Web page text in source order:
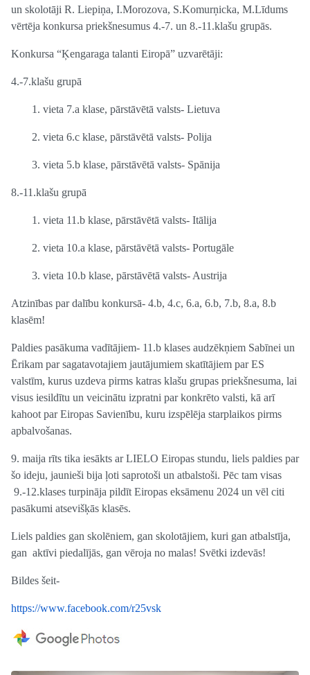
un skolotāji R. Liepiņa, I.Morozova, S.Komurņicka, M.Līdums
vērtēja konkursa priekšnesumus 4.-7. un 8.-11.klašu grupās.
Konkursa “Ķengaraga talanti Eiropā” uzvarētāji:
4.-7.klašu grupā
1. vieta 7.a klase, pārstāvētā valsts- Lietuva
2. vieta 6.c klase, pārstāvētā valsts- Polija
3. vieta 5.b klase, pārstāvētā valsts- Spānija
8.-11.klašu grupā
1. vieta 11.b klase, pārstāvētā valsts- Itālija
2. vieta 10.a klase, pārstāvētā valsts- Portugāle
3. vieta 10.b klase, pārstāvētā valsts- Austrija
Atzinības par dalību konkursā- 4.b, 4.c, 6.a, 6.b, 7.b, 8.a, 8.b
klasēm!
Paldies pasākuma vadītājiem- 11.b klases audzēkņiem Sabīnei un
Ērikam par sagatavotajiem jautājumiem skatītājiem par ES
valstīm, kurus uzdeva pirms katras klašu grupas priekšnesuma, lai
visus iesildītu un veicinātu izpratni par konkrēto valsti, kā arī
kahoot par Eiropas Savienību, kuru izspēlēja starplaikos pirms
apbalvošanas.
9. maija rīts tika iesākts ar LIELO Eiropas stundu, liels paldies par
šo ideju, jaunieši bija ļoti saprotoši un atbalstoši. Pēc tam visas
9.-12.klases turpināja pildīt Eiropas eksāmenu 2024 un vēl citi
pasākumi atsevišķās klasēs.
Liels paldies gan skolēniem, gan skolotājiem, kuri gan atbalstīja,
gan aktīvi piedalījās, gan vēroja no malas! Svētki izdevās!
Bildes šeit-
https://www.facebook.com/r25vsk